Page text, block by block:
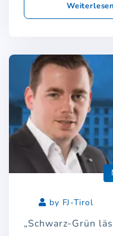
Weiterlesen
by FJ-Tirol
„Schwarz-Grün